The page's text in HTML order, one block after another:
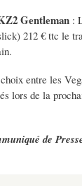
Gentleman :
212 € ttc le
entre les
lors de la
de